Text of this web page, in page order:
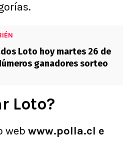
Loto hoy martes 26 de
ganadores sorteo
Loto?
web www.polla.cl e